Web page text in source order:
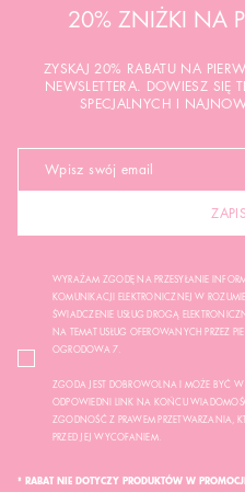
20% ZNIŻKI NA
ZYSKAJ 20% RABATU NA
NEWSLETTERA. DOWIESZ SIĘ
SPECJALNYCH I
WYRAŻAM ZGODĘ NA PRZESYŁANIE
KOMUNIKACJI ELEKTRONICZNEJ W
ŚWIADCZENIE USŁUG DROGĄ
NA TEMAT USŁUG OFEROWANYCH PRZEZ
OGRODOWA 7.
ZGODA JEST DOBROWOLNA I MOŻE BYĆ
ODPOWIEDNI LINK NA KOŃCU
ZGODNOŚĆ Z PRAWEM PRZETWARZANIA,
PRZED JEJ WYCOFANIEM.
* RABAT NIE DOTYCZY PRODUKTÓW W